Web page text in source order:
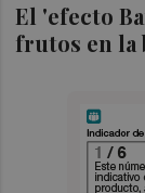
El 'efecto
frutos en la